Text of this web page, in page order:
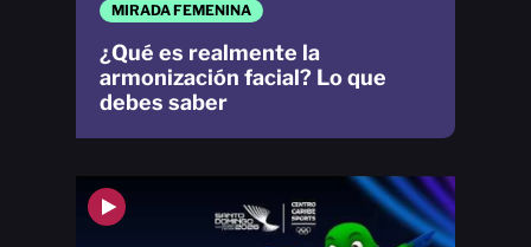
MIRADA FEMENINA
¿Qué es realmente la
armonización facial? Lo que
debes saber